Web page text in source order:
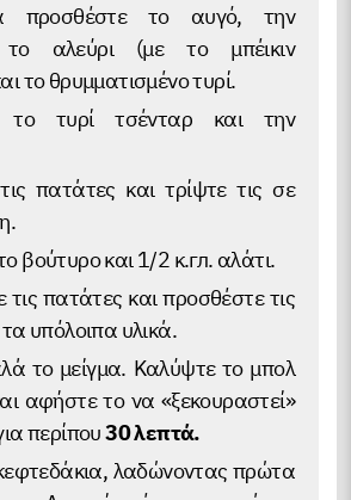
προσθέστε το αυγό, την
το αλεύρι (με το μπέικιν
το θρυμματισμένο τυρί.
το τυρί τσένταρ και την
πατάτες και τρίψτε τις σε
βούτυρο και 1/2 κ.гл. αλάτι.
πατάτες και προσθέστε τις
υπόλοιπα υλικά.
το μείγμα. Καλύψτε το μπολ
αφήστε το να «ξεκουραστεί»
περίπου30 λεπτά.
λαδώνοντας πρώτα